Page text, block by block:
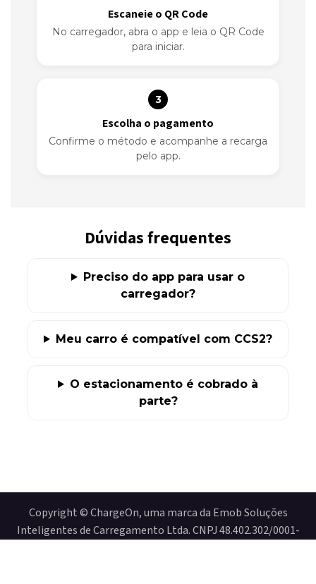
Escaneie o QR Code
No carregador, abra o app e leia o QR Code
para iniciar.
3
Escolha o pagamento
Confirme o método e acompanhe a recarga
pelo app.
Dúvidas frequentes
Preciso do app para usar o
carregador?
Meu carro é compatível com CCS2?
O estacionamento é cobrado à
parte?
​​Copyright © ChargeOn, uma marca da Emob Soluções
Inteligentes de Carregamento Ltda. CNPJ 48.402.302/0001-